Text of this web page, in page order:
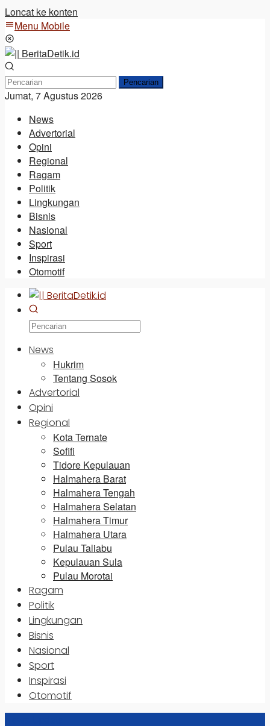
Loncat ke konten
Menu Mobile
Pencarian
Jumat, 7 Agustus 2026
News
Advertorial
Opini
Regional
Ragam
Politik
Lingkungan
Bisnis
Nasional
Sport
Inspirasi
Otomotif
News
Hukrim
Tentang Sosok
Advertorial
Opini
Regional
Kota Ternate
Sofifi
Tidore Kepulauan
Halmahera Barat
Halmahera Tengah
Halmahera Selatan
Halmahera Timur
Halmahera Utara
Pulau Taliabu
Kepulauan Sula
Pulau Morotai
Ragam
Politik
Lingkungan
Bisnis
Nasional
Sport
Inspirasi
Otomotif